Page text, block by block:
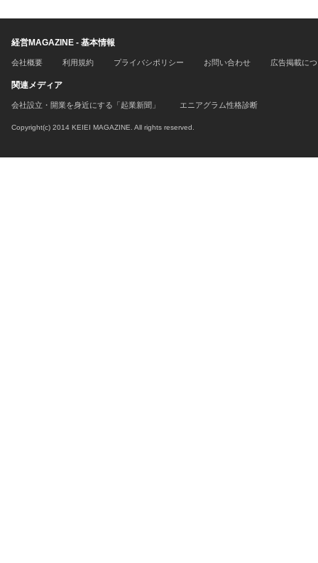
経営MAGAZINE - 基本情報
会社概要 利用規約 プライバシポリシー お問い合わせ 広告掲載に
関連メディア
会社設立・開業を身近にする「起業新聞」 エニアグラム性格診断
Copyright(c) 2014 KEIEI MAGAZINE. All rights reserved.